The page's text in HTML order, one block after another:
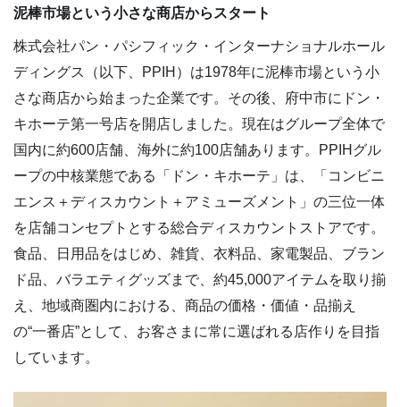
泥棒市場という小さな商店からスタート
株式会社パン・パシフィック・インターナショナルホール
ディングス（以下、PPIH）は1978年に泥棒市場という小
さな商店から始まった企業です。その後、府中市にドン・
キホーテ第一号店を開店しました。現在はグループ全体で
国内に約600店舗、海外に約100店舗あります。PPIHグル
ープの中核業態である「ドン・キホーテ」は、「コンビニ
エンス＋ディスカウント＋アミューズメント」の三位一体
を店舗コンセプトとする総合ディスカウントストアです。
食品、日用品をはじめ、雑貨、衣料品、家電製品、ブラン
ド品、バラエティグッズまで、約45,000アイテムを取り揃
え、地域商圏内における、商品の価格・価値・品揃え
の“一番店”として、お客さまに常に選ばれる店作りを目指
しています。